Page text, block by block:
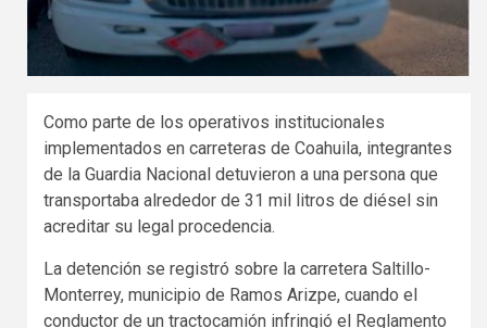
Como parte de los operativos institucionales
implementados en carreteras de Coahuila, integrantes
de la Guardia Nacional detuvieron a una persona que
transportaba alrededor de 31 mil litros de diésel sin
acreditar su legal procedencia.
La detención se registró sobre la carretera Saltillo-
Monterrey, municipio de Ramos Arizpe, cuando el
conductor de un tractocamión infringió el Reglamento